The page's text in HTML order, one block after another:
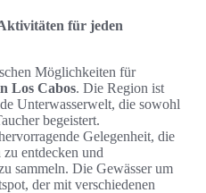
für jeden
Möglichkeiten für
Los Cabos. Die Region ist
Unterwasserwelt, die sowohl
begeistert.
Gelegenheit, die
entdecken und
sammeln. Die Gewässer um
der mit verschiedenen